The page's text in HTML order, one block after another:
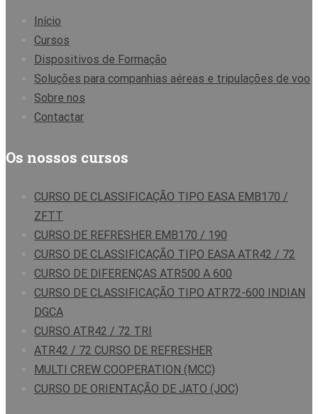
Início
Cursos
Dispositivos de Formação
Soluções para companhias aéreas e tripulações de voo
Sobre nos
Contactar
Os nossos cursos
CURSO DE CLASSIFICAÇÃO TIPO EASA EMB170 /
ZFTT
CURSO DE REFRESHER EMB170 / 190
CURSO DE CLASSIFICAÇÃO TIPO EASA ATR42 / 72
CURSO DE DIFERENÇAS ATR500 A 600
CURSO DE CLASSIFICAÇÃO TIPO ATR72-600 INDIAN
DGCA
CURSO ATR42 / 72 TRI
ATR42 / 72 CURSO DE REFRESHER
MULTI CREW COOPERATION (MCC)
CURSO DE ORIENTAÇÃO DE JATO (JOC)